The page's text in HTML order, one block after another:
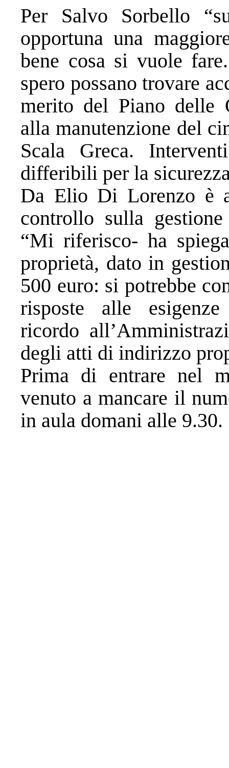
Per Salvo Sorbello
opportuna una
bene cosa si vuole
spero possano trovare
merito del Piano delle
alla manutenzione del
Scala Greca.
differibili per la
Da Elio Di Lorenzo è
controllo sulla
“Mi riferisco- ha
proprietà, dato in
500 euro: si potrebbe
risposte alle
ricordo
degli atti di indirizzo
Prima di entrare nel
venuto a mancare il
in aula domani alle 9.30.